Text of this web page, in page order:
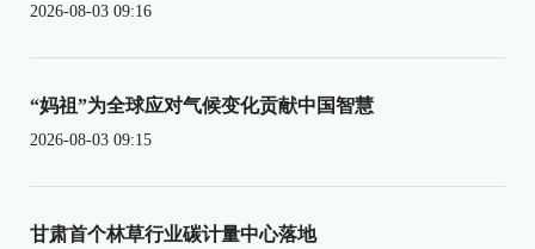
2026-08-03 09:16
“妈祖”为全球应对气候变化贡献中国智慧
2026-08-03 09:15
甘肃首个林草行业碳计量中心落地